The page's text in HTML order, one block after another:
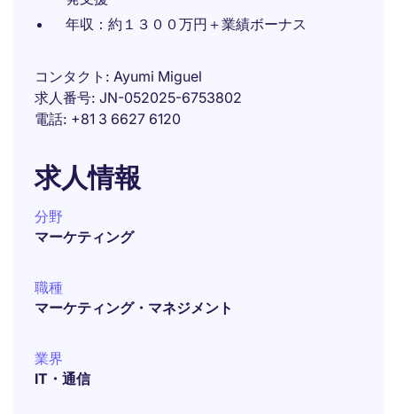
年収：約１３００万円＋業績ボーナス
コンタクト
Ayumi Miguel
求人番号 JN-052025-6753802
電話 +81 3 6627 6120
求人情報
分野
マーケティング
職種
マーケティング・マネジメント
業界
IT・通信